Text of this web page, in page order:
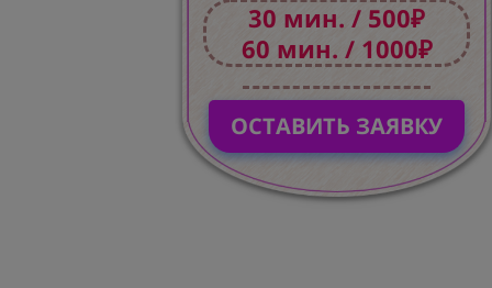
30 мин. / 500₽
60 мин. / 1000₽
ОСТАВИТЬ ЗАЯВКУ